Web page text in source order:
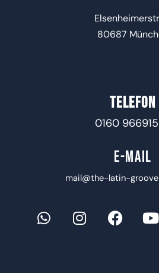
80687
TELEFON
0160
E-MAIL
mail@the-latin-